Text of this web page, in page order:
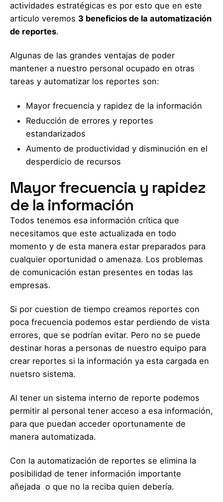
actividades estratégicas es por esto que en este
articulo veremos 3 beneficios de la automatización
de reportes.
Algunas de las grandes ventajas de poder
mantener a nuestro personal ocupado en otras
tareas y automatizar los reportes son:
Mayor frecuencia y rapidez de la información
Reducción de errores y reportes
estandarizados
Aumento de productividad y disminución en el
desperdicio de recursos
Mayor frecuencia y rapidez
de la información
Todos tenemos esa información crítica que
necesitamos que este actualizada en todo
momento y de esta manera estar preparados para
cualquier oportunidad o amenaza. Los problemas
de comunicación estan presentes en todas las
empresas.
Si por cuestion de tiempo creamos reportes con
poca frecuencia podemos estar perdiendo de vista
errores, que se podrían evitar. Pero no se puede
destinar horas a personas de nuestro equipo para
crear reportes si la información ya esta cargada en
nuetsro sistema.
Al tener un sistema interno de reporte podemos
permitir al personal tener acceso a esa información,
para que puedan acceder oportunamente de
manera automatizada.
Con la automatización de reportes se elimina la
posibilidad de tener información importante
añejada o que no la reciba quien debería.